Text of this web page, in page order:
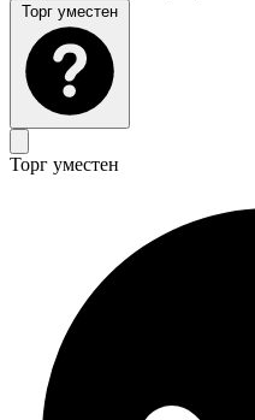
Торг уместен
Торг уместен